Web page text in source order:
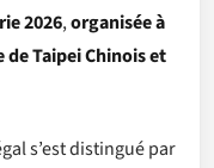
2026,organisée à
de Taipei Chinoiset
s’est distingué par